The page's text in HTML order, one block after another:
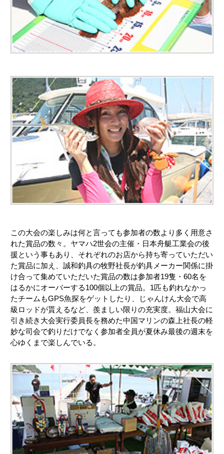
この大会の楽しみは何と言っても参加者の数より多く用意さ
れた賞品の数々。ヤマハ2世会の主催・日本舟艇工業会の後
援という事もあり、それぞれのお店から持ち寄っていただい
た賞品に加え、誠和釣具の牧野社長が釣具メーカー関係に掛
け合って集めていただいた賞品の数は参加者19隻・60名を
はるかにオーバーする100個以上の賞品。1匹も釣れなかっ
たチームもGPS魚探をゲットしたり、じゃんけん大会で高
級ロッドが貰えるなど、羨ましい限りの充実度。福山大会に
引き続き大会実行委員長を務めた中国マリンの森上社長の軽
妙な司会で釣りだけでなく参加者全員が夏休み最後の週末を
心ゆくまで楽しんでいる。